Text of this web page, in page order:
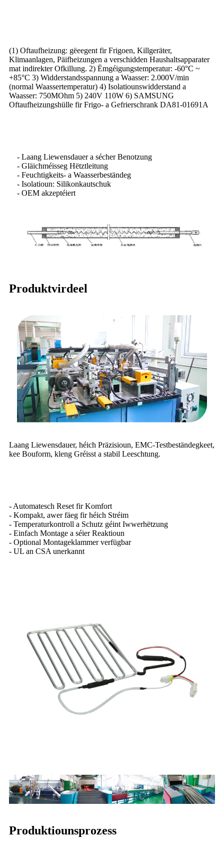
(1) Oftaufheizung: gëeegent fir Frigoen, Killgeräter,
Klimaanlagen, Päifheizungen a verschidden Haushaltsapparater
mat indirekter Ofkillung. 2) Ëmgéigungstemperatur: -60°C ~
+85°C 3) Widderstandsspannung a Waasser: 2.000V/min
(normal Waassertemperatur) 4) Isolatiounswidderstand a
Waasser: 750MOhm 5) 240V 110W 6) SAMSUNG
Oftaufheizungshülle fir Frigo- a Gefrierschrank DA81-01691A
- Laang Liewensdauer a sécher Benotzung
- Gläichméisseg Hëtztleitung
- Feuchtigkeits- a Waasserbeständeg
- Isolatioun: Silikonkautschuk
- OEM akzeptéiert
Produktvirdeel
Laang Liewensdauer, héich Präzisioun, EMC-Testbeständegkeet,
kee Bouform, kleng Gréisst a stabil Leeschtung.
- Automatesch Reset fir Komfort
- Kompakt, awer fäeg fir héich Stréim
- Temperaturkontroll a Schutz géint Iwwerhëtzung
- Einfach Montage a séier Reaktioun
- Optional Montageklammer verfügbar
- UL an CSA unerkannt
Produktiounsprozess